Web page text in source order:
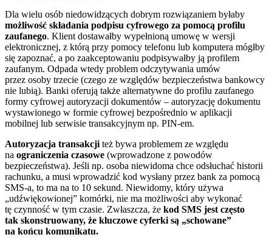
Dla wielu osób niedowidzących dobrym rozwiązaniem byłaby
możliwość składania podpisu cyfrowego za pomocą profilu
zaufanego. Klient dostawałby wypełnioną umowę w wersji
elektronicznej, z którą przy pomocy telefonu lub komputera mógłby
się zapoznać, a po zaakceptowaniu podpisywałby ją profilem
zaufanym. Odpada wtedy problem odczytywania umów
przez osoby trzecie (czego ze względów bezpieczeństwa bankowcy
nie lubią). Banki oferują także alternatywne do profilu zaufanego
formy cyfrowej autoryzacji dokumentów – autoryzację dokumentu
wystawionego w formie cyfrowej bezpośrednio w aplikacji
mobilnej lub serwisie transakcyjnym np. PIN-em.
Autoryzacja transakcji też bywa problemem ze względu
na ograniczenia czasowe (wprowadzone z powodów
bezpieczeństwa). Jeśli np. osoba niewidoma chce odsłuchać historii
rachunku, a musi wprowadzić kod wysłany przez bank za pomocą
SMS-a, to ma na to 10 sekund. Niewidomy, który używa
„udźwiękowionej” komórki, nie ma możliwości aby wykonać
tę czynność w tym czasie. Zwłaszcza, że kod SMS jest często
tak skonstruowany, że kluczowe cyferki są „schowane”
na końcu komunikatu.